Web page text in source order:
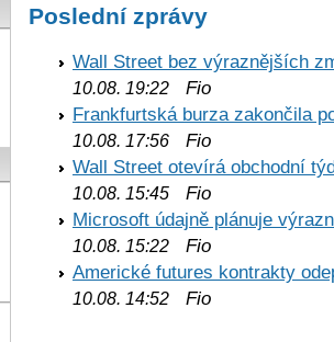
Poslední zprávy
Wall Street bez výraznějších
10.08. 19:22 Fio
Frankfurtská burza zakončila
10.08. 17:56 Fio
Wall Street otevírá obchodní
10.08. 15:45 Fio
Microsoft údajně plánuje
10.08. 15:22 Fio
Americké futures kontrakty
10.08. 14:52 Fio